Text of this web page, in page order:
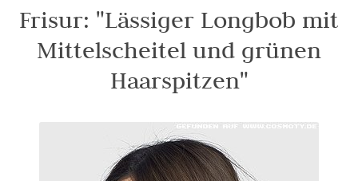
Frisur: "Lässiger Longbob mit
Mittelscheitel und grünen
Haarspitzen"